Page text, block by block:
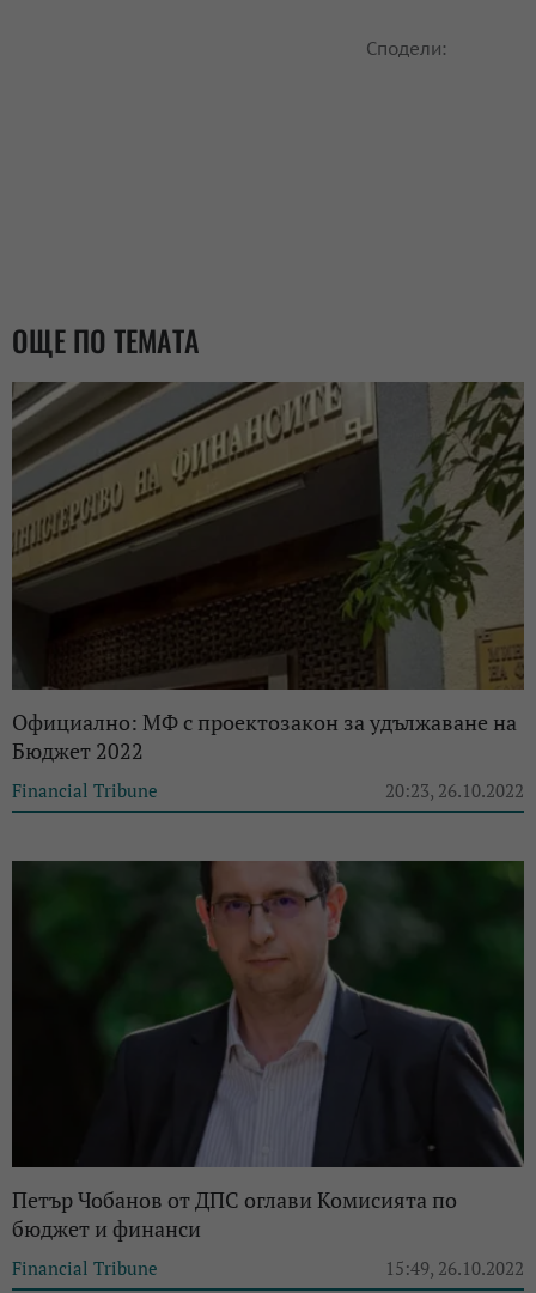
Сподели:
ОЩЕ ПО ТЕМАТА
Официално: МФ с проектозакон за удължаване на
Бюджет 2022
Financial Tribune 20:23, 26.10.2022
Петър Чобанов от ДПС оглави Комисията по
бюджет и финанси
Financial Tribune 15:49, 26.10.2022